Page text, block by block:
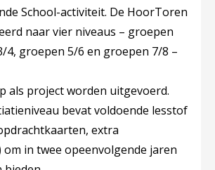
School-activiteit. De HoorToren
naar vier niveaus – groepen
4, groepen 5/6 en groepen 7/8 –
als project worden uitgevoerd.
bevat voldoende lesstof
extra
om in twee opeenvolgende jaren